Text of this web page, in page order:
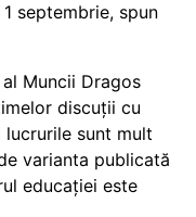
septembrie, spun
Muncii Dragos
discuții cu
sunt mult
varianta publicată
educației este